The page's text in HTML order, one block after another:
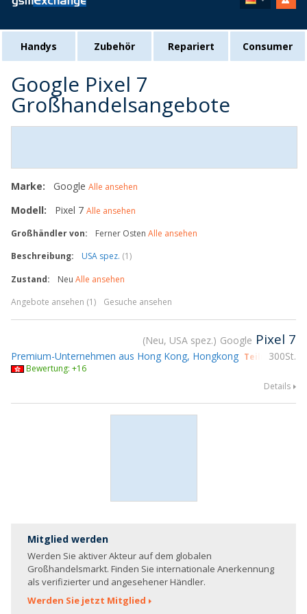
Handys Zubehör Repariert Consumer
Google Pixel 7
Großhandelsangebote
Marke: Google Alle ansehen
Modell: Pixel 7 Alle ansehen
Großhändler von:
Ferner Osten Alle ansehen
Beschreibung:
USA spez. (1)
Zustand:
Neu Alle ansehen
Angebote ansehen (1)
Gesuche ansehen
Neu, USA spez. Google Pixel 7
300St.
Premium-Unternehmen aus Hong Kong, Hongkong Teilnahme
Bewertung: +16
Details
Mitglied werden
Werden Sie aktiver Akteur auf dem globalen
Großhandelsmarkt. Finden Sie internationale Anerkennung
als verifizierter und angesehener Händler.
Werden Sie jetzt Mitglied